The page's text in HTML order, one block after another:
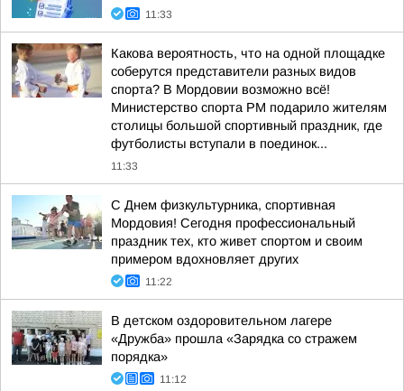
11:33
Какова вероятность, что на одной площадке
соберутся представители разных видов
спорта? В Мордовии возможно всё!
Министерство спорта РМ подарило жителям
столицы большой спортивный праздник, где
футболисты вступали в поединок...
11:33
С Днем физкультурника, спортивная
Мордовия! Сегодня профессиональный
праздник тех, кто живет спортом и своим
примером вдохновляет других
11:22
В детском оздоровительном лагере
«Дружба» прошла «Зарядка со стражем
порядка»
11:12